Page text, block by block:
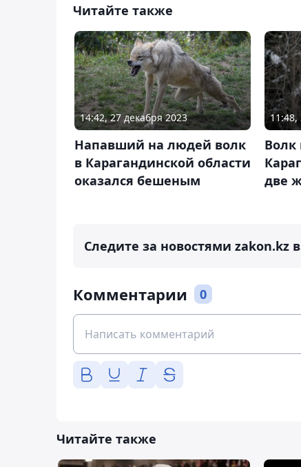
Читайте также
14:42, 27 декабря 2023
Напавший на людей волк
в Карагандинской области
оказался бешеным
11:48,
Волк
две
Следите за новостями zakon.kz
Комментарии 0
Читайте также